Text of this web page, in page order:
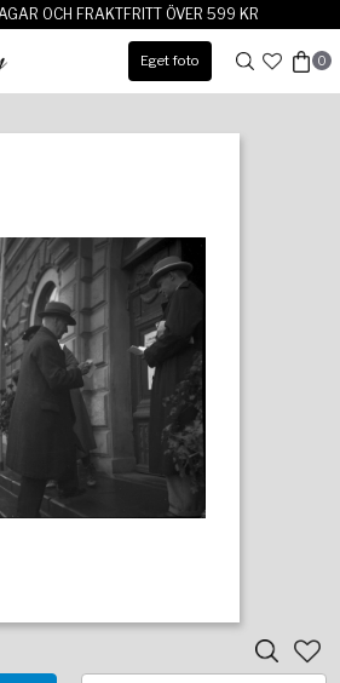
OCH FRAKTFRITT ÖVER 599 KR
Eget foto 0